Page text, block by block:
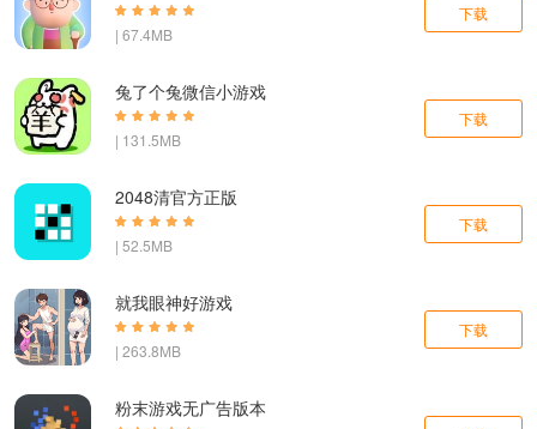
| 67.4MB
下载
兔了个兔微信小游戏
| 131.5MB
下载
2048清官方正版
| 52.5MB
下载
就我眼神好游戏
| 263.8MB
下载
粉末游戏无广告版本